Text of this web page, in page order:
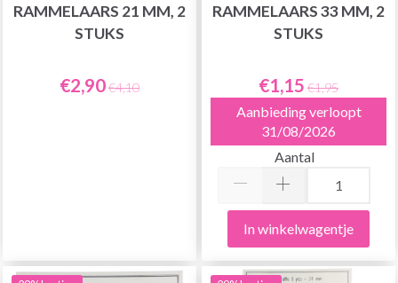
RAMMELAARS 21 MM, 2
STUKS
€2,90€4,10
RAMMELAARS 33 MM, 2
STUKS
€1,15 €1,95
Aanbieding verloopt
31/08/2026
Aantal
In winkelwagentje